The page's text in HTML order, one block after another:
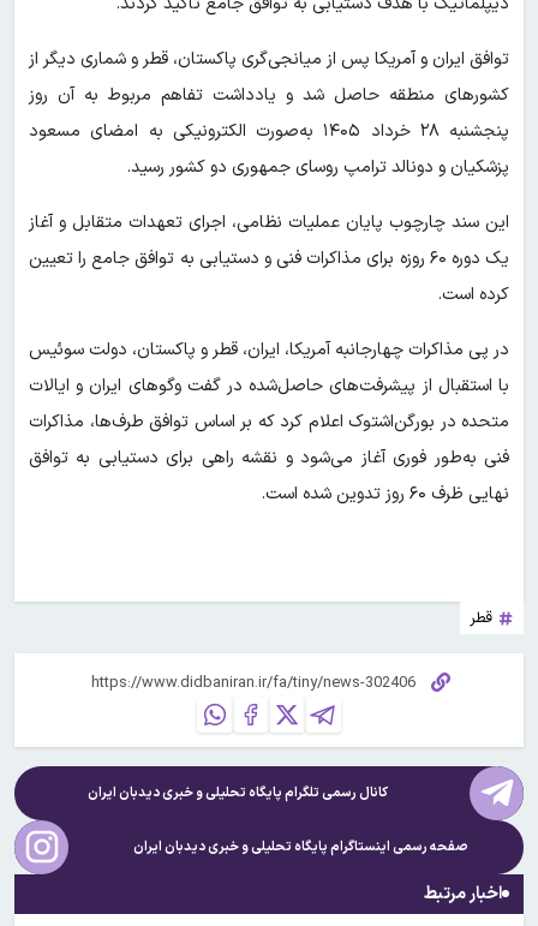
توافق ایران و آمریکا پس از میانجی‌گری پاکستان، قطر و شماری دیگر از
کشورهای منطقه حاصل شد و یادداشت تفاهم مربوط به آن روز
پنجشنبه ۲۸ خرداد ۱۴۰۵ به‌صورت الکترونیکی به امضای مسعود
پزشکیان و دونالد ترامپ روسای جمهوری دو کشور رسید.
این سند چارچوب پایان عملیات نظامی، اجرای تعهدات متقابل و آغاز
یک دوره ۶۰ روزه برای مذاکرات فنی و دستیابی به توافق جامع را تعیین
کرده است.
در پی مذاکرات چهارجانبه آمریکا، ایران، قطر و پاکستان، دولت سوئیس
با استقبال از پیشرفت‌های حاصل‌شده در گفت‌ وگوهای ایران و ایالات
متحده در بورگن‌اشتوک اعلام کرد که بر اساس توافق طرف‌ها، مذاکرات
فنی به‌طور فوری آغاز می‌شود و نقشه راهی برای دستیابی به توافق
نهایی ظرف ۶۰ روز تدوین شده است.
قطر
کانال رسمی تلگرام پایگاه تحلیلی و خبریدیدبان ایران
صفحه رسمی اینستاگرام پایگاه تحلیلی و خبریدیدبان ایران
اخبار مرتبط